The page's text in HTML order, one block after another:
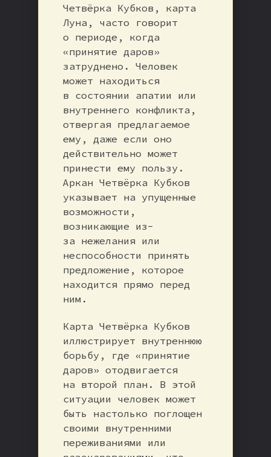
Четвёрка Кубков, карта
Луна, часто говорит
о периоде, когда
«принятие даров»
затруднено. Человек
может находиться
в состоянии апатии или
внутреннего конфликта,
отвергая предлагаемое
ему, даже если оно
действительно может
принести ему пользу.
Аркан Четвёрка Кубков
указывает на упущенные
возможности,
возникающие из-
за нежелания или
неспособности принять
предложение, которое
находится прямо перед
ним.
Карта Четвёрка Кубков
иллюстрирует внутреннюю
борьбу, где «принятие
даров» отодвигается
на второй план. В этой
ситуации человек может
быть настолько поглощен
своими внутренними
переживаниями или